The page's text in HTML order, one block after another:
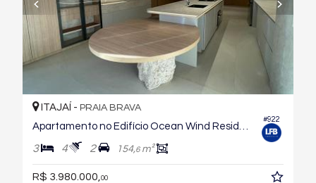
#922
ITAJAÍ - PRAIA BRAVA
Apartamento no Edifício Ocean Wind Residence
3 4 2 154,6m²
R$ 3.980.000, 00